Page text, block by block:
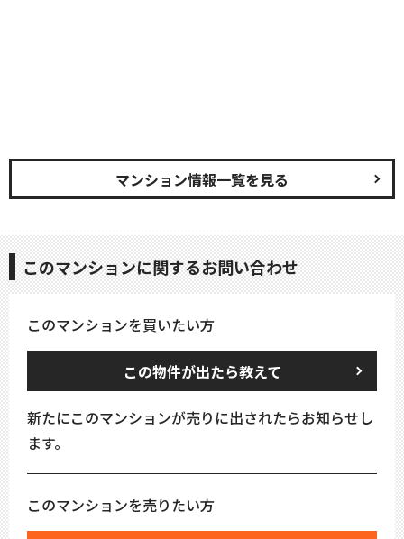
マンション情報一覧を見る
このマンションに関するお問い合わせ
このマンションを買いたい方
この物件が出たら教えて
新たにこのマンションが売りに出されたらお知らせし
ます。
このマンションを売りたい方